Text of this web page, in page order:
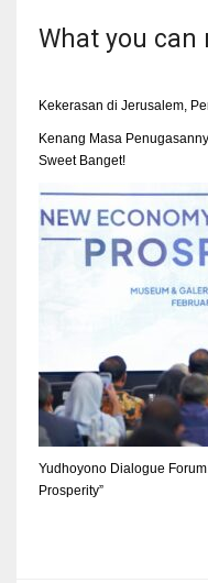
What you can
Kekerasan di Jerusalem,
Kenang Masa
Sweet Banget!
Yudhoyono Dialogue
Prosperity”